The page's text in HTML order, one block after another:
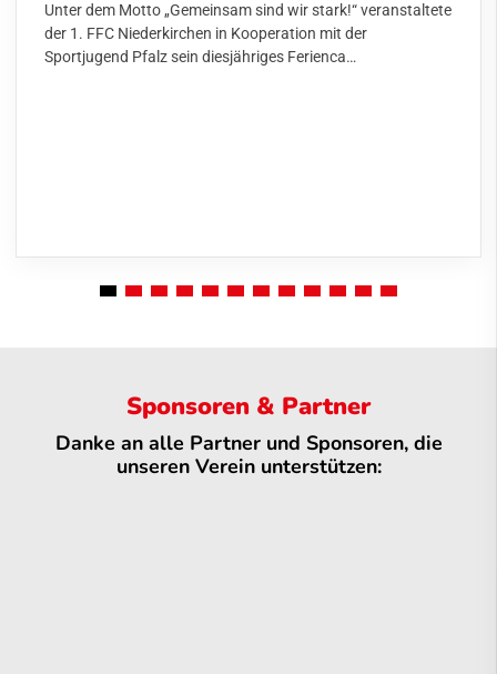
Unter dem Motto „Gemeinsam sind wir stark!“ veranstaltete
der 1. FFC Niederkirchen in Kooperation mit der
Sportjugend Pfalz sein diesjähriges Ferienca…
Sponsoren & Partner
Danke an alle Partner und Sponsoren, die
unseren Verein unterstützen: